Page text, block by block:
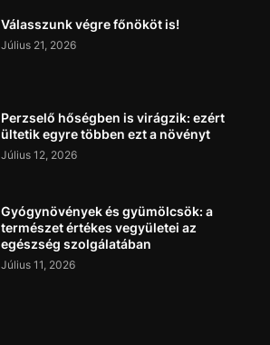
Válasszunk végre főnököt is!
Július 21, 2026
Perzselő hőségben is virágzik: ezért
ültetik egyre többen ezt a növényt
Július 12, 2026
Gyógynövények és gyümölcsök: a
természet értékes vegyületei az
egészség szolgálatában
Július 11, 2026